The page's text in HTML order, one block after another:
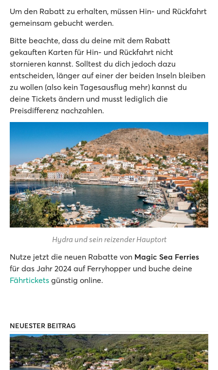
Um den Rabatt zu erhalten, müssen Hin- und Rückfahrt
gemeinsam gebucht werden.
Bitte beachte, dass du deine mit dem Rabatt
gekauften Karten für Hin- und Rückfahrt nicht
stornieren kannst. Solltest du dich jedoch dazu
entscheiden, länger auf einer der beiden Inseln bleiben
zu wollen (also kein Tagesausflug mehr) kannst du
deine Tickets ändern und musst lediglich die
Preisdifferenz nachzahlen.
Hydra und sein reizender Hauptort
Nutze jetzt die neuen Rabatte von Magic Sea Ferries
für das Jahr 2024 auf Ferryhopper und buche deine
Fährtickets günstig online.
NEUESTER BEITRAG